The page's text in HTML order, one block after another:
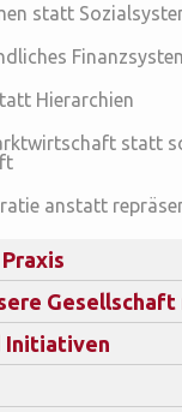
statt
Hierarchien
statt
anstatt
Initiativen